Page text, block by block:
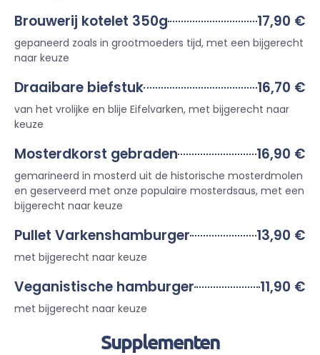
Brouwerij kotelet 350g 17,90 €
gepaneerd zoals in grootmoeders tijd, met een bijgerecht
naar keuze
Draaibare biefstuk 16,70 €
van het vrolijke en blije Eifelvarken, met bijgerecht naar
keuze
Mosterdkorst gebraden 16,90 €
gemarineerd in mosterd uit de historische mosterdmolen
en geserveerd met onze populaire mosterdsaus, met een
bijgerecht naar keuze
Pullet Varkenshamburger 13,90 €
met bijgerecht naar keuze
Veganistische hamburger 11,90 €
met bijgerecht naar keuze
Supplementen